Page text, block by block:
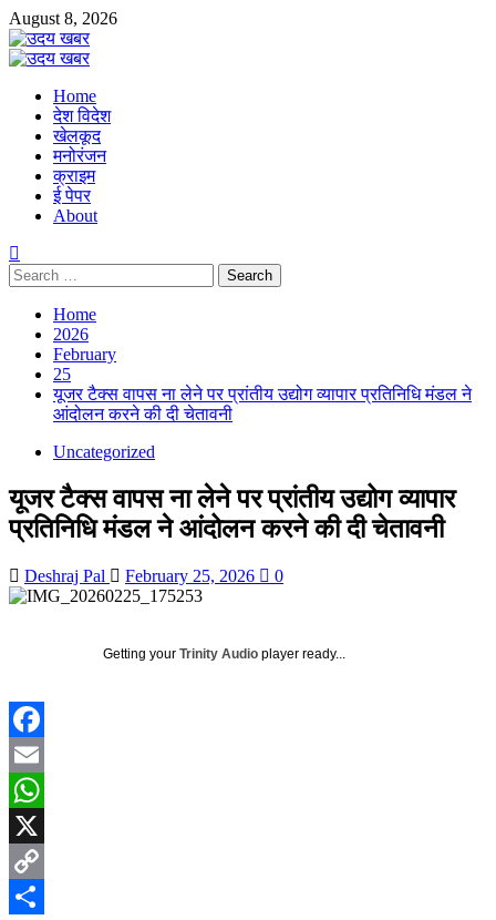
Skip
to
content
August 8, 2026
Primary
Home
देश विदेश
खेलकूद
मनोरंजन
क्राइम
ई पेपर
About
Search
for:
Home
2026
February
25
यूजर टैक्स वापस ना लेने पर प्रांतीय उद्योग व्यापार प्रतिनिधि मंडल ने
आंदोलन करने की दी चेतावनी
Uncategorized
यूजर टैक्स वापस ना लेने पर प्रांतीय उद्योग व्यापार
प्रतिनिधि मंडल ने आंदोलन करने की दी चेतावनी
Deshraj Pal February 25, 2026 0
Getting your Trinity Audio player ready...
Facebook
Email
WhatsApp
X
Copy